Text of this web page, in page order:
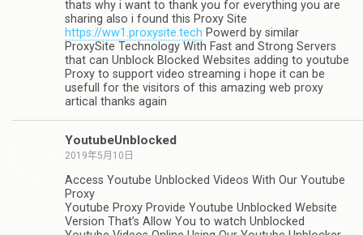
thats why i want to thank you for everything you are
sharing also i found this Proxy Site
https://ww1.proxysite.tech Powerd by similar
ProxySite Technology With Fast and Strong Servers
that can Unblock Blocked Websites adding to youtube
Proxy to support video streaming i hope it can be
usefull for the visitors of this amazing web proxy
artical thanks again
YoutubeUnblocked
2019年5月10日
Access Youtube Unblocked Videos With Our Youtube
Proxy
Youtube Proxy Provide Youtube Unblocked Website
Version That’s Allow You to watch Unblocked